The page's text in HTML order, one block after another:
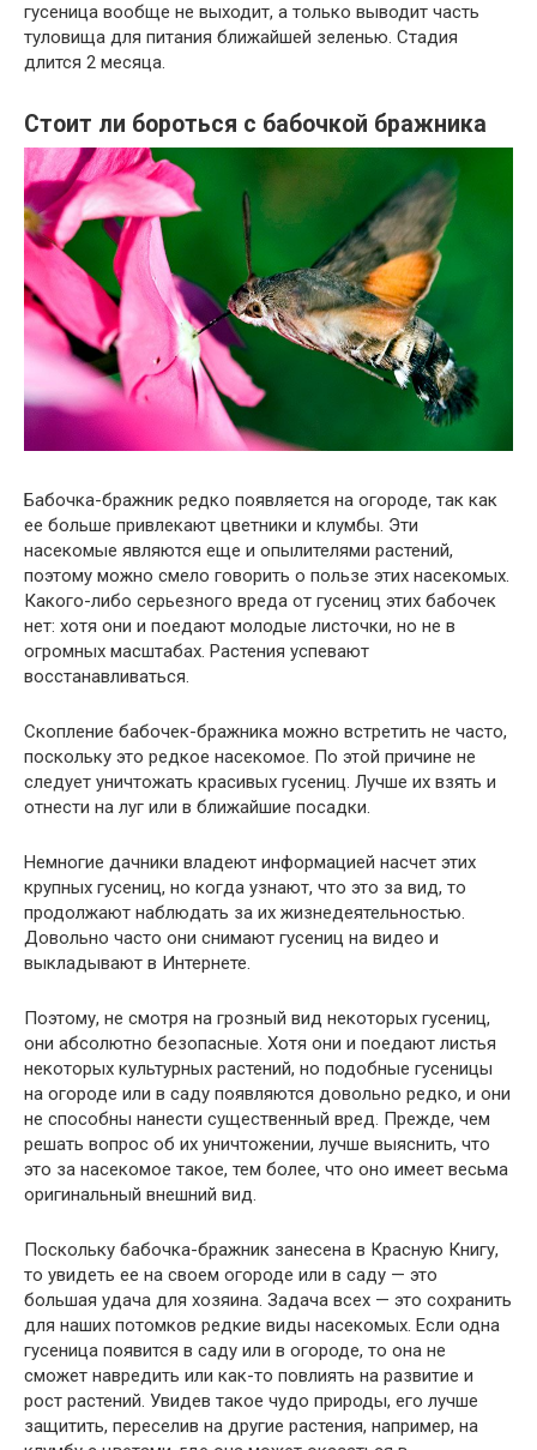
гусеница вообще не выходит, а только выводит часть
туловища для питания ближайшей зеленью. Стадия
длится 2 месяца.
Стоит ли бороться с бабочкой бражника
Бабочка-бражник редко появляется на огороде, так как
ее больше привлекают цветники и клумбы. Эти
насекомые являются еще и опылителями растений,
поэтому можно смело говорить о пользе этих насекомых.
Какого-либо серьезного вреда от гусениц этих бабочек
нет: хотя они и поедают молодые листочки, но не в
огромных масштабах. Растения успевают
восстанавливаться.
Скопление бабочек-бражника можно встретить не часто,
поскольку это редкое насекомое. По этой причине не
следует уничтожать красивых гусениц. Лучше их взять и
отнести на луг или в ближайшие посадки.
Немногие дачники владеют информацией насчет этих
крупных гусениц, но когда узнают, что это за вид, то
продолжают наблюдать за их жизнедеятельностью.
Довольно часто они снимают гусениц на видео и
выкладывают в Интернете.
Поэтому, не смотря на грозный вид некоторых гусениц,
они абсолютно безопасные. Хотя они и поедают листья
некоторых культурных растений, но подобные гусеницы
на огороде или в саду появляются довольно редко, и они
не способны нанести существенный вред. Прежде, чем
решать вопрос об их уничтожении, лучше выяснить, что
это за насекомое такое, тем более, что оно имеет весьма
оригинальный внешний вид.
Поскольку бабочка-бражник занесена в Красную Книгу,
то увидеть ее на своем огороде или в саду — это
большая удача для хозяина. Задача всех — это сохранить
для наших потомков редкие виды насекомых. Если одна
гусеница появится в саду или в огороде, то она не
сможет навредить или как-то повлиять на развитие и
рост растений. Увидев такое чудо природы, его лучше
защитить, переселив на другие растения, например, на